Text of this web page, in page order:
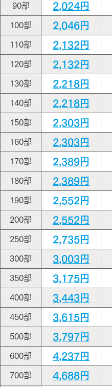
90部 2,024円
100部 2,046円
110部 2,132円
120部 2,132円
130部 2,218円
140部 2,218円
150部 2,303円
160部 2,303円
170部 2,389円
180部 2,389円
190部 2,552円
200部 2,552円
250部 2,735円
300部 3,003円
350部 3,175円
400部 3,443円
450部 3,615円
500部 3,797円
600部 4,237円
700部 4,688円